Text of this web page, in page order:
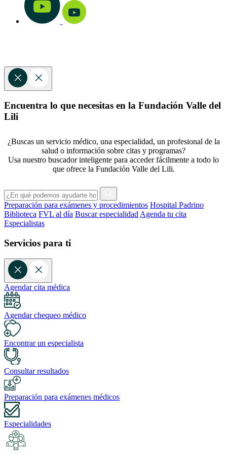
Encuentra lo que necesitas en la Fundación Valle del
Lili
¿Buscas un servicio médico, una especialidad, un profesional de la
salud o información sobre citas y programas?
Usa nuestro buscador inteligente para acceder fácilmente a todo lo
que ofrece la Fundación Valle del Lili.
Preparación para exámenes y procedimientos Hospital Padrino
Biblioteca FVL al día Buscar especialidad Agenda tu cita
Especialistas
Servicios para ti
Agendar cita médica
Agendar chequeo médico
Encontrar un especialista
Consultar resultados
Preparación para exámenes médicos
Especialidades